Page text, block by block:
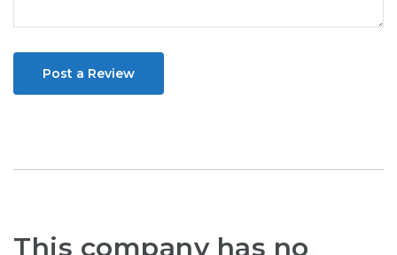
Post a Review
This company has no